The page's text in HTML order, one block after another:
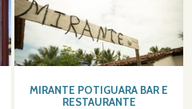
MIRANTE POTIGUARA BAR E
RESTAURANTE